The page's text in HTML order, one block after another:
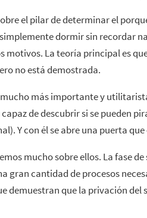
el pilar de determinar el
dormir sin recordar
motivos. La teoría principal es
no está demostrada.
más importante y
capaz de descubrir si se pueden
Y con él se abre una puerta
mucho sobre ellos. La fase
gran cantidad de procesos
demuestran que la privación del